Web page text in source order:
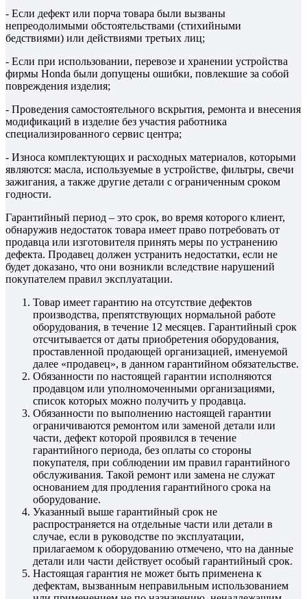
- Если дефект или порча товара были вызваны
непреодолимыми обстоятельствами (стихийными
бедствиями) или действиями третьих лиц;
- Если при использовании, перевозе и хранении устройства
фирмы Honda были допущены ошибки, повлекшие за собой
повреждения изделия;
- Проведения самостоятельного вскрытия, ремонта и внесения
модификаций в изделие без участия работника
специализированного сервис центра;
- Износа комплектующих и расходных материалов, которыми
являются: масла, используемые в устройстве, фильтры, свечи
зажигания, а также другие детали с ограниченным сроком
годности.
Гарантийный период – это срок, во время которого клиент,
обнаружив недостаток товара имеет право потребовать от
продавца или изготовителя принять меры по устранению
дефекта. Продавец должен устранить недостатки, если не
будет доказано, что они возникли вследствие нарушений
покупателем правил эксплуатации.
Товар имеет гарантию на отсутствие дефектов
производства, препятствующих нормальной работе
оборудования, в течение 12 месяцев. Гарантийный срок
отсчитывается от даты приобретения оборудования,
проставленной продающей организацией, именуемой
далее «продавец», в данном гарантийном обязательстве.
Обязанности по настоящей гарантии исполняются
продавцом или уполномоченными организациями,
список которых можно получить у продавца.
Обязанности по выполнению настоящей гарантии
ограничиваются ремонтом или заменой детали или
части, дефект которой проявился в течение
гарантийного периода, без оплаты со стороны
покупателя, при соблюдении им правил гарантийного
обслуживания. Такой ремонт или замена не служат
основанием для продления гарантийного срока на
оборудование.
Указанный выше гарантийный срок не
распространяется на отдельные части или детали в
случае, если в руководстве по эксплуатации,
прилагаемом к оборудованию отмечено, что на данные
детали или части действует особый гарантийный срок.
Настоящая гарантия не может быть применена к
дефектам, вызванным неправильным использованием